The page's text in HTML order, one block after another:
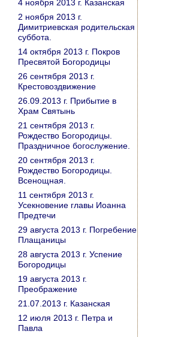
4 ноября 2013 г. Казанская
2 ноября 2013 г.
Димитриевская родительская
суббота.
14 октября 2013 г. Покров
Пресвятой Богородицы
26 сентября 2013 г.
Крестовоздвижение
26.09.2013 г. Прибытие в
Храм Святынь
21 сентября 2013 г.
Рождество Богородицы.
Праздничное богослужение.
20 сентября 2013 г.
Рождество Богородицы.
Всенощная.
11 сентября 2013 г.
Усекновение главы Иоанна
Предтечи
29 августа 2013 г. Погребение
Плащаницы
28 августа 2013 г. Успение
Богородицы
19 августа 2013 г.
Преображение
21.07.2013 г. Казанская
12 июля 2013 г. Петра и
Павла